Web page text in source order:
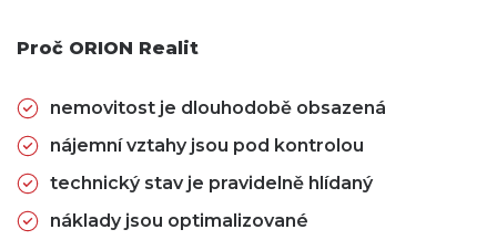
Proč ORION Realit
nemovitost je dlouhodobě obsazená
nájemní vztahy jsou pod kontrolou
technický stav je pravidelně hlídaný
náklady jsou optimalizované